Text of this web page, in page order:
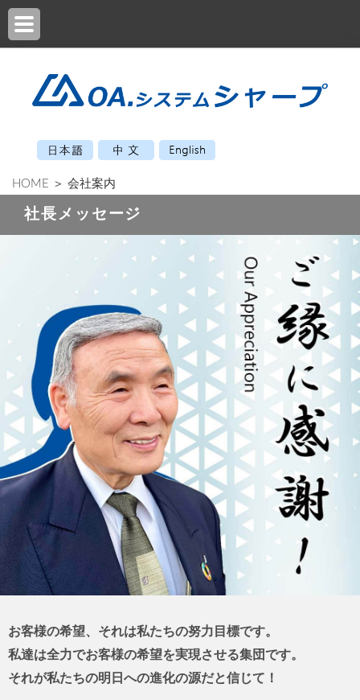
HOME ＞ 会社案内
社長メッセージ
お客様の希望、それは私たちの努力目標です。
私達は全力でお客様の希望を実現させる集団です。
それが私たちの明日への進化の源だと信じて！